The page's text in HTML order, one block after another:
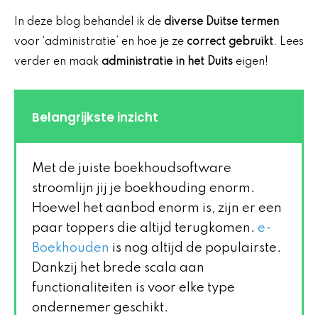
In deze blog behandel ik de diverse Duitse termen
voor ‘administratie’ en hoe je ze correct gebruikt. Lees
verder en maak administratie in het Duits eigen!
Belangrijkste inzicht
Met de juiste boekhoudsoftware
stroomlijn jij je boekhouding enorm.
Hoewel het aanbod enorm is, zijn er een
paar toppers die altijd terugkomen. e-
Boekhouden is nog altijd de populairste.
Dankzij het brede scala aan
functionaliteiten is voor elke type
ondernemer geschikt.